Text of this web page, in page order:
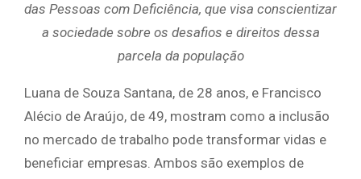
das Pessoas com Deficiência, que visa conscientizar
a sociedade sobre os desafios e direitos dessa
parcela da população
Luana de Souza Santana, de 28 anos, e Francisco
Alécio de Araújo, de 49, mostram como a inclusão
no mercado de trabalho pode transformar vidas e
beneficiar empresas. Ambos são exemplos de